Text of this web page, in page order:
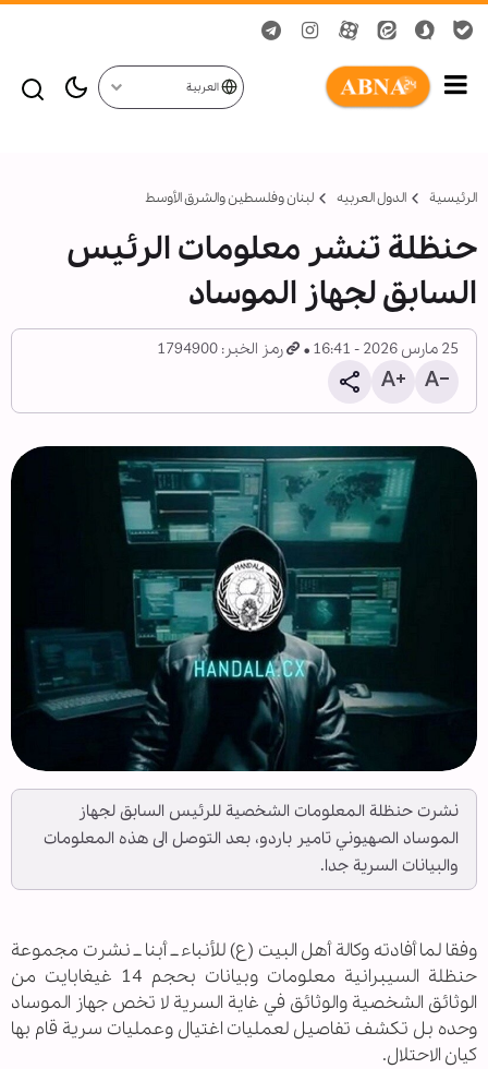
العربية
الرئيسية الدول العربیه لبنان وفلسطين والشرق الأوسط
حنظلة تنشر معلومات الرئيس
السابق لجهاز الموساد
25 مارس 2026 - 16:41 رمز الخبر: 1794900
نشرت حنظلة المعلومات الشخصية للرئيس السابق لجهاز
الموساد الصهيوني تامير باردو، بعد التوصل الى هذه المعلومات
والبيانات السرية جدا.
وفقا لما أفادته وكالة أهل البيت (ع) للأنباء ــ أبنا ــ نشرت مجموعة
حنظلة السيبرانية معلومات وبيانات بحجم 14 غيغابايت من
الوثائق الشخصية والوثائق في غاية السرية لا تخص جهاز الموساد
وحده بل تكشف تفاصيل لعمليات اغتيال وعمليات سرية قام بها
كيان الاحتلال.